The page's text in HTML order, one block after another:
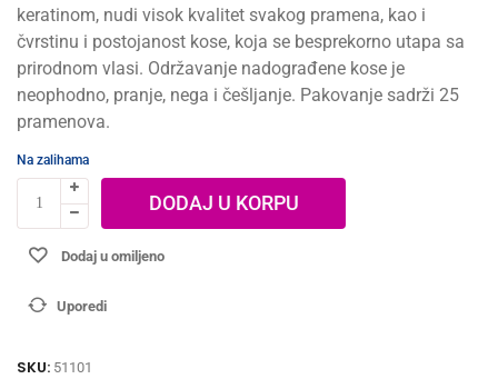
keratinom, nudi visok kvalitet svakog pramena, kao i
čvrstinu i postojanost kose, koja se besprekorno utapa sa
prirodnom vlasi. Održavanje nadograđene kose je
neophodno, pranje, nega i češljanje. Pakovanje sadrži 25
pramenova.
Na zalihama
DODAJ U KORPU
Dodaj u omiljeno
Uporedi
SKU: 51101